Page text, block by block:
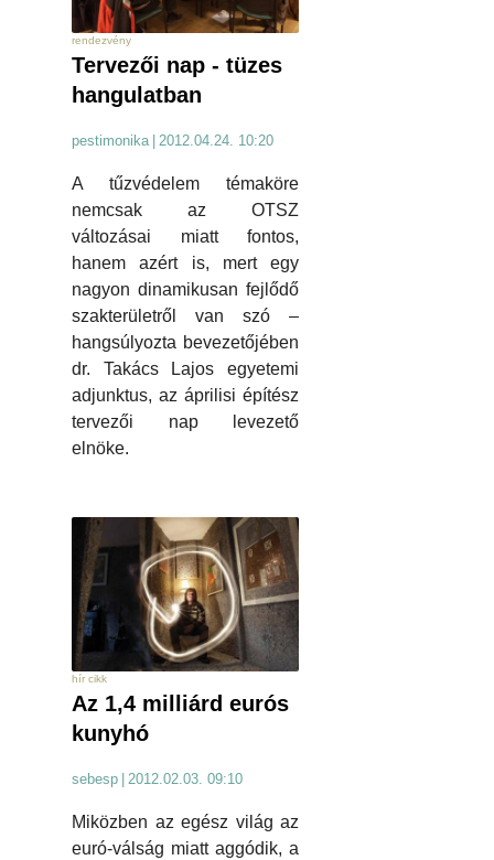
rendezvény
Tervezői nap - tüzes
hangulatban
pestimonika 2012.04.24. 10:20
A tűzvédelem témaköre
nemcsak az OTSZ
változásai miatt fontos,
hanem azért is, mert egy
nagyon dinamikusan fejlődő
szakterületről van szó –
hangsúlyozta bevezetőjében
dr. Takács Lajos egyetemi
adjunktus, az áprilisi építész
tervezői nap levezető
elnöke.
hír cikk
Az 1,4 milliárd eurós
kunyhó
sebesp 2012.02.03. 09:10
Miközben az egész világ az
euró-válság miatt aggódik, a